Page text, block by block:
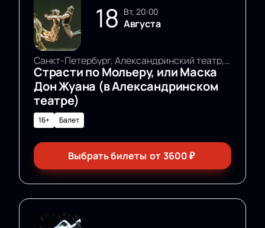
18 вт, 20:00
Августа
Санкт-Петербург, Александринский театр, Основная сцена
Страсти по Мольеру, или Маска
Дон Жуана (в Александринском
театре)
16+ Балет
Выбрать билеты от3600₽